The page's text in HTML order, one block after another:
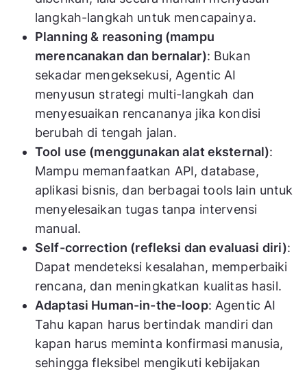
langkah-langkah untuk mencapainya.
Planning & reasoning (mampu
merencanakan dan bernalar): Bukan
sekadar mengeksekusi, Agentic AI
menyusun strategi multi-langkah dan
menyesuaikan rencananya jika kondisi
berubah di tengah jalan.
Tool use (menggunakan alat eksternal):
Mampu memanfaatkan API, database,
aplikasi bisnis, dan berbagai tools lain untuk
menyelesaikan tugas tanpa intervensi
manual.
Self-correction (refleksi dan evaluasi diri):
Dapat mendeteksi kesalahan, memperbaiki
rencana, dan meningkatkan kualitas hasil.
Adaptasi Human-in-the-loop: Agentic AI
Tahu kapan harus bertindak mandiri dan
kapan harus meminta konfirmasi manusia,
sehingga fleksibel mengikuti kebijakan